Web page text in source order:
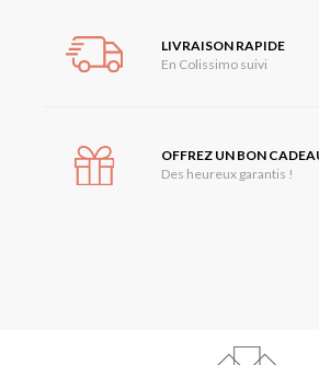
LIVRAISON RAPIDE
En Colissimo suivi
OFFREZ UN BON
Des heureux garantis !